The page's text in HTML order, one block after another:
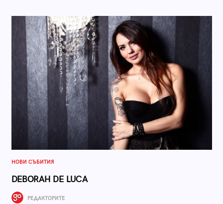
НОВИ СЪБИТИЯ
DEBORAH DE LUCA
РЕДАКТОРИТЕ